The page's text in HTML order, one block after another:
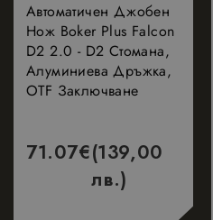
Автоматичен Джобен
Нож Boker Plus Falcon
D2 2.0 - D2 Стомана,
Алуминиева Дръжка,
OTF Заключване
71.07€(139,00
лв.)